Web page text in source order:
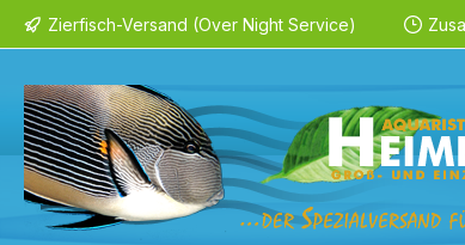
Zur Hauptnavigation springen
Zierfisch-Versand (Over Night Service)